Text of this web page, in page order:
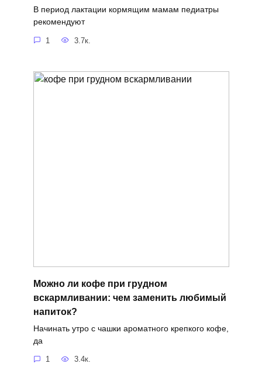
В период лактации кормящим мамам педиатры
рекомендуют
1 3.7к.
Можно ли кофе при грудном
вскармливании: чем заменить любимый
напиток?
Начинать утро с чашки ароматного крепкого кофе,
да
1 3.4к.